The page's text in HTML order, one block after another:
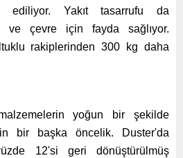
ediliyor. Yakıt tasarrufu da
ve çevre için fayda sağlıyor.
rakiplerinden 300 kg daha
yoğun bir şekilde
bir başka öncelik. Duster'da
12'si geri dönüştürülmüş